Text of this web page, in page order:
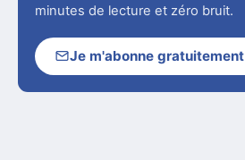
minutes de lecture et zéro bruit.
Je m'abonne gratuitement